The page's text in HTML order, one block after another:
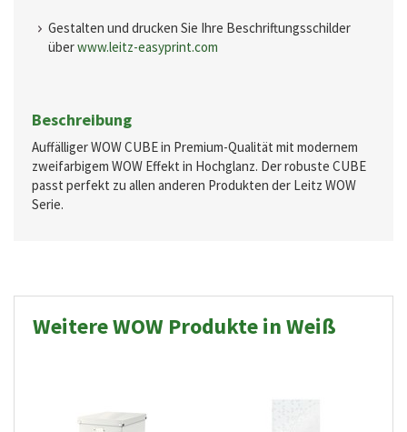
Gestalten und drucken Sie Ihre Beschriftungsschilder
überwww.leitz-easyprint.com
Beschreibung
Auffälliger WOW CUBE in Premium-Qualität mit modernem
zweifarbigem WOW Effekt in Hochglanz. Der robuste CUBE
passt perfekt zu allen anderen Produkten der Leitz WOW
Serie.
Weitere WOW Produkte in Weiß